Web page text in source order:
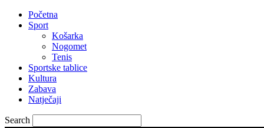
Početna
Sport
Košarka
Nogomet
Tenis
Sportske tablice
Kultura
Zabava
Natječaji
your password
Search